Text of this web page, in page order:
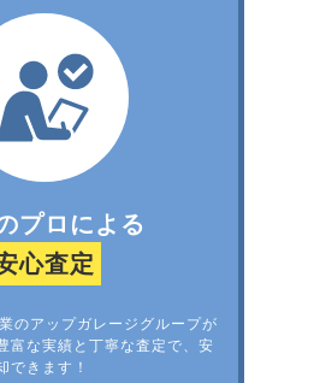
プロによる
心査定
のアップガレージグループが
富な実績と丁寧な査定で、安
できます！